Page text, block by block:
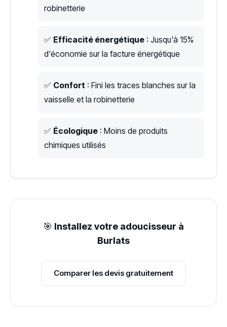
robinetterie
✅ Efficacité énergétique : Jusqu'à 15%
d'économie sur la facture énergétique
✅ Confort : Fini les traces blanches sur la
vaisselle et la robinetterie
✅ Écologique : Moins de produits
chimiques utilisés
🎯 Installez votre adoucisseur à
Burlats
Comparer les devis gratuitement